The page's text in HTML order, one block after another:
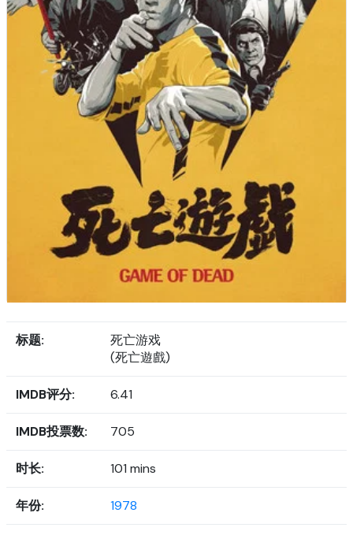
标题:
死亡游戏
(死亡遊戲)
IMDB评分: 6.41
IMDB投票数: 705
时长: 101 mins
年份: 1978